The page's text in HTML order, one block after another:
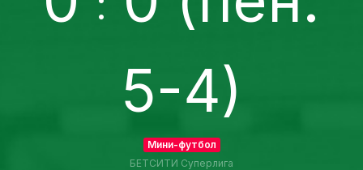
5-4)
Мини-футбол
БЕТСИТИ Суперлига